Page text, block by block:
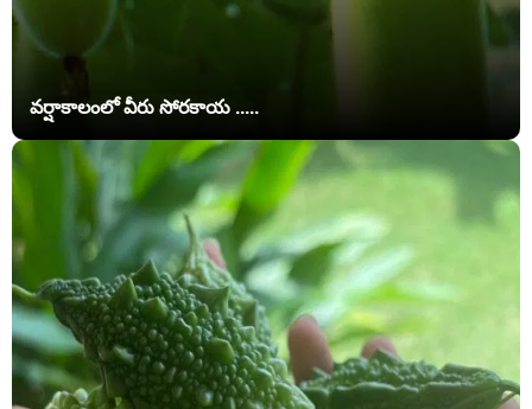
వర్షాకాలంలో వీరు సోరకాయ .....